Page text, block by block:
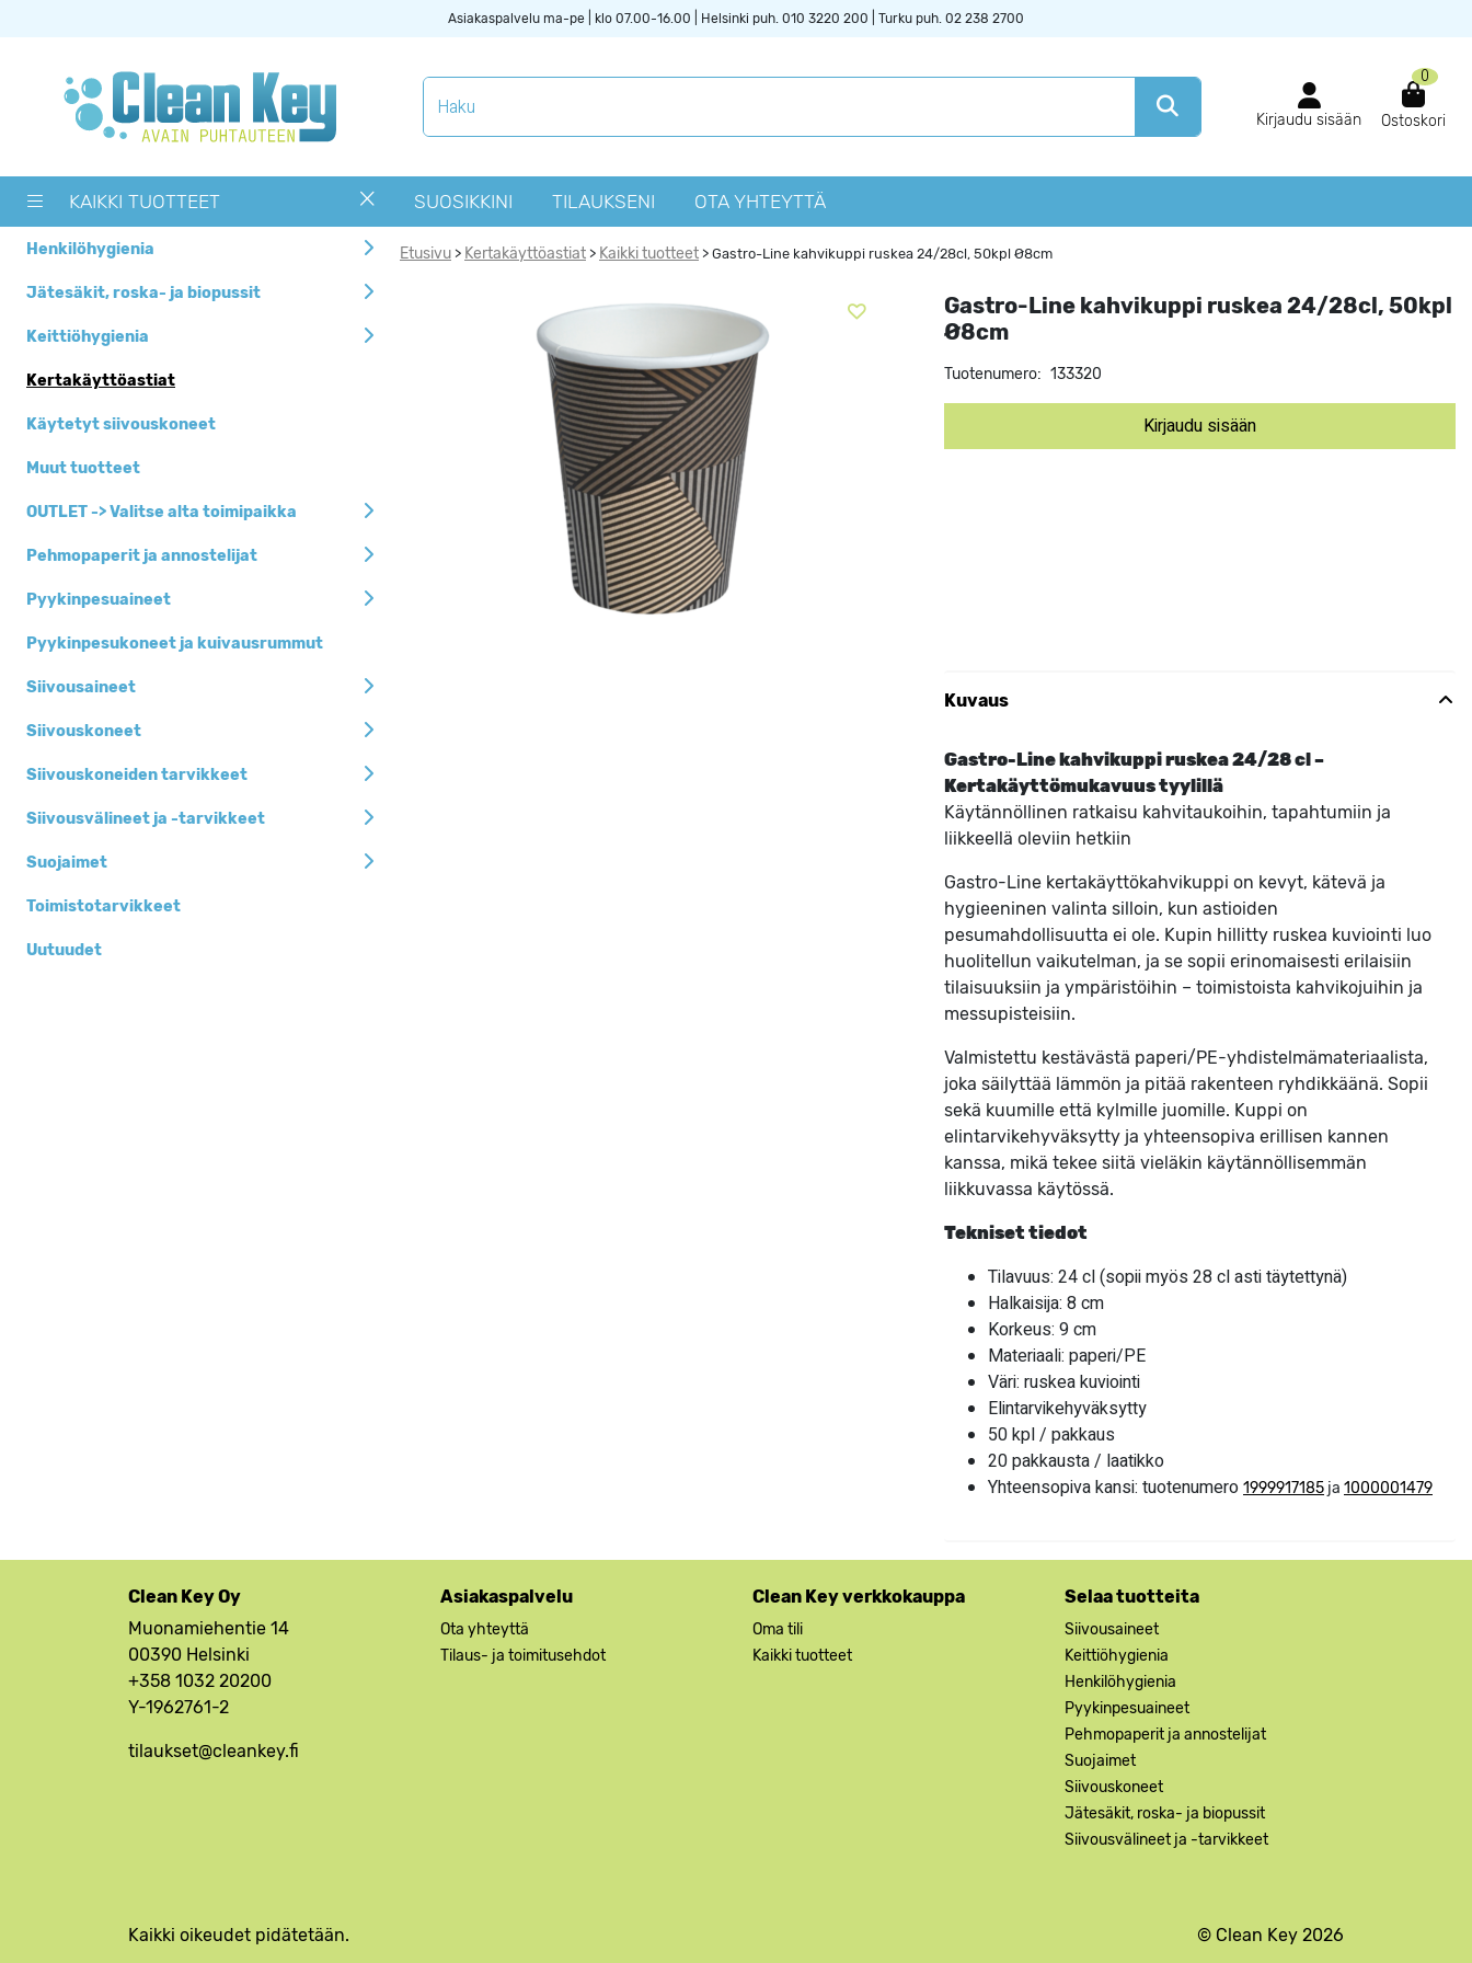
Asiakaspalvelu ma-pe | klo 07.00-16.00 | Helsinki puh. 010 3220 200 | Turku puh. 02 238 2700
Kirjaudu sisään
0
Ostoskori
KAIKKI TUOTTEET SUOSIKKINI TILAUKSENI OTA YHTEYTTÄ
Henkilöhygienia
Jätesäkit, roska- ja biopussit
Keittiöhygienia
Kertakäyttöastiat
Käytetyt siivouskoneet
Muut tuotteet
OUTLET -> Valitse alta toimipaikka
Pehmopaperit ja annostelijat
Pyykinpesuaineet
Pyykinpesukoneet ja kuivausrummut
Siivousaineet
Siivouskoneet
Siivouskoneiden tarvikkeet
Siivousvälineet ja -tarvikkeet
Suojaimet
Toimistotarvikkeet
Uutuudet
Etusivu > Kertakäyttöastiat > Kaikki tuotteet > Gastro-Line kahvikuppi ruskea 24/28cl, 50kpl Ø8cm
Gastro-Line kahvikuppi ruskea 24/28cl, 50kpl
Ø8cm
Tuotenumero: 133320
Kirjaudu sisään
Kuvaus
Gastro-Line kahvikuppi ruskea 24/28 cl –
Kertakäyttömukavuus tyylillä
Käytännöllinen ratkaisu kahvitaukoihin, tapahtumiin ja
liikkeellä oleviin hetkiin
Gastro-Line kertakäyttökahvikuppi on kevyt, kätevä ja
hygieeninen valinta silloin, kun astioiden
pesumahdollisuutta ei ole. Kupin hillitty ruskea kuviointi luo
huolitellun vaikutelman, ja se sopii erinomaisesti erilaisiin
tilaisuuksiin ja ympäristöihin – toimistoista kahvikojuihin ja
messupisteisiin.
Valmistettu kestävästä paperi/PE-yhdistelmämateriaalista,
joka säilyttää lämmön ja pitää rakenteen ryhdikkäänä. Sopii
sekä kuumille että kylmille juomille. Kuppi on
elintarvikehyväksytty ja yhteensopiva erillisen kannen
kanssa, mikä tekee siitä vieläkin käytännöllisemmän
liikkuvassa käytössä.
Tekniset tiedot
Tilavuus: 24 cl (sopii myös 28 cl asti täytettynä)
Halkaisija: 8 cm
Korkeus: 9 cm
Materiaali: paperi/PE
Väri: ruskea kuviointi
Elintarvikehyväksytty
50 kpl / pakkaus
20 pakkausta / laatikko
Yhteensopiva kansi: tuotenumero 1999917185 ja 1000001479
Clean Key Oy
Muonamiehentie 14
00390 Helsinki
+358 1032 20200
Y-1962761-2
tilaukset@cleankey.fi
Asiakaspalvelu
Ota yhteyttä
Tilaus- ja toimitusehdot
Clean Key verkkokauppa
Oma tili
Kaikki tuotteet
Selaa tuotteita
Siivousaineet
Keittiöhygienia
Henkilöhygienia
Pyykinpesuaineet
Pehmopaperit ja annostelijat
Suojaimet
Siivouskoneet
Jätesäkit, roska- ja biopussit
Siivousvälineet ja -tarvikkeet
Kaikki oikeudet pidätetään. © Clean Key 2026
Tuotekategoriat
Muut tuotteet
alta toimipaikka
Pyykinpesukoneet ja
Siivouskoneiden
tarvikkeet
Uutuudet
-tarvikkeet
Pehmopaperit ja
ja biopussit
Henkilöhygienia
Keittiöhygienia
Pyykinpesuaineet
Siivouskoneet